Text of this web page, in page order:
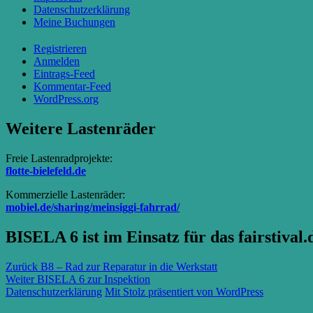
Datenschutzerklärung
Meine Buchungen
Registrieren
Anmelden
Eintrags-Feed
Kommentar-Feed
WordPress.org
Weitere Lastenräder
Freie Lastenradprojekte:
flotte-bielefeld.de
Kommerzielle Lastenräder:
mobiel.de/sharing/meinsiggi-fahrrad/
BISELA 6 ist im Einsatz für das
Beitragsnavigation
Zurück Vorheriger
Beitrag:
B8 – Rad zur Reparatur in die Werkstatt
Weiter Nächster
Beitrag:
BISELA 6 zur Inspektion
Datenschutzerklärung Mit Stolz präsentiert von WordPress